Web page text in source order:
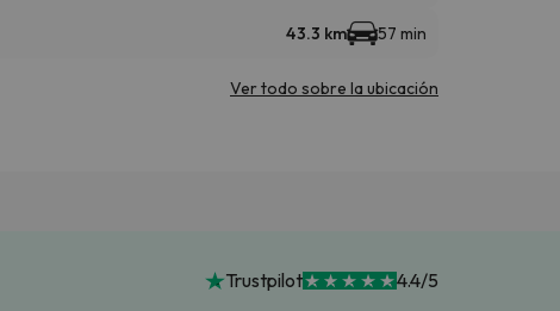
43.3 km 57 min
Ver todo sobre la ubicación
Trustpilot 4.4/5